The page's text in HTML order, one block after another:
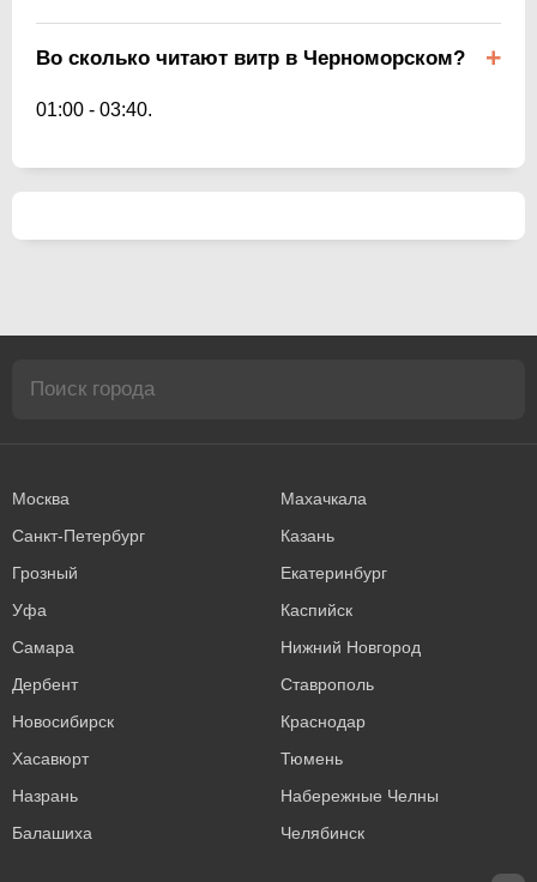
Во сколько читают витр в Черноморском?
01:00 - 03:40.
Москва
Махачкала
Санкт-Петербург
Казань
Грозный
Екатеринбург
Уфа
Каспийск
Самара
Нижний Новгород
Дербент
Ставрополь
Новосибирск
Краснодар
Хасавюрт
Тюмень
Назрань
Набережные Челны
Балашиха
Челябинск